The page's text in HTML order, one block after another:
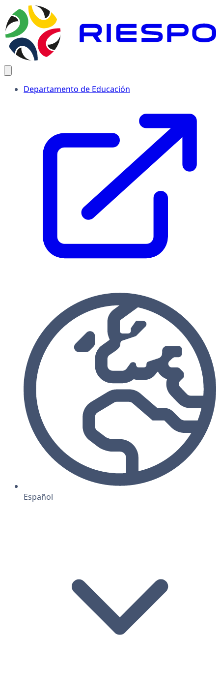
Departamento de Educación
Español